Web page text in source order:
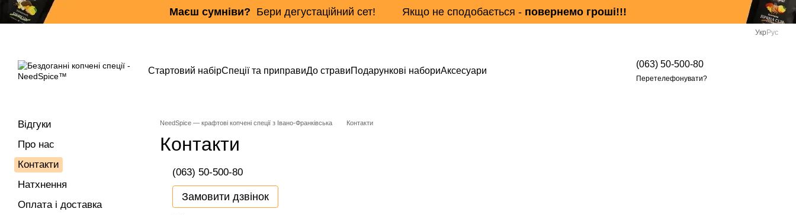
Перейти до основного контенту Маєш сумніви? Бери дегустаційний сет! Якщо не сподобається - повернемо гроші!!!
Укр Рус
Стартовий набірСпеції та приправиДо стравиПодарункові набориАксесуари
(063) 50-500-80
Перетелефонувати?
NeedSpice — крафтові копчені спеції з Івано-Франківська Контакти
Контакти
(063) 50-500-80
Замовити дзвінок
Відгуки
Про нас
Контакти
Натхнення
Оплата і доставка